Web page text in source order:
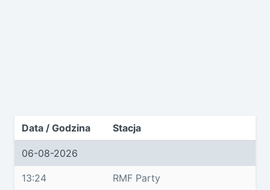
Data / Godzina Stacja
06-08-2026
13:24 RMF Party